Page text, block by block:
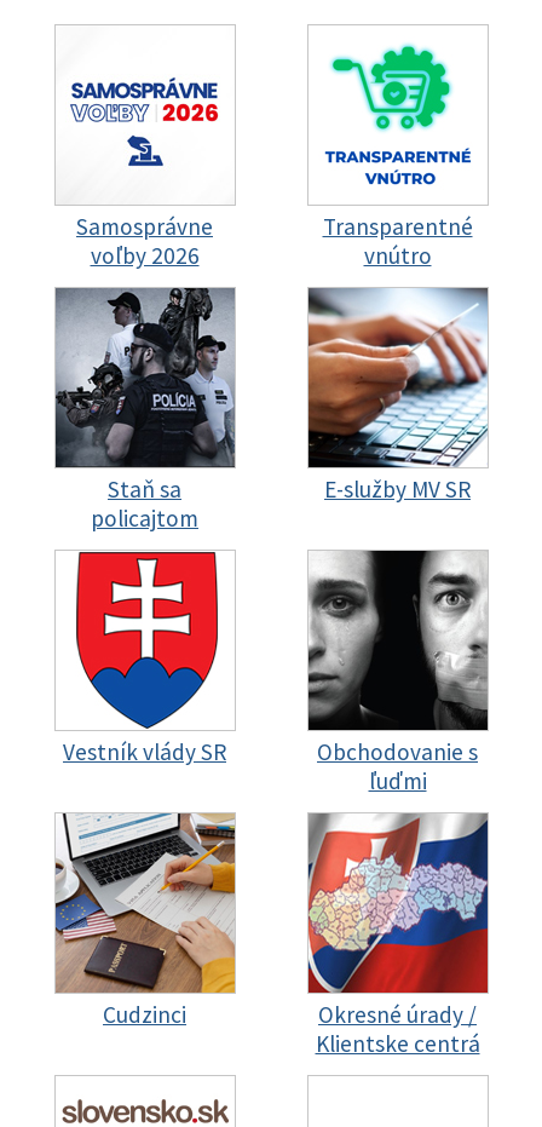
Samosprávne
voľby 2026
Transparentné
vnútro
Staň sa
policajtom
E-služby MV SR
Vestník vlády SR
Obchodovanie s
ľuďmi
Cudzinci
Okresné úrady /
Klientske centrá